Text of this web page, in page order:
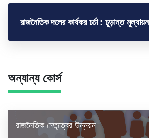
রাজনৈতিক দলের কার্যকর চর্চা : চূড়ান্ত মূল্যায়ন
অন্যান্য কোর্স
রাজনৈতিক নেতৃত্বের উন্নয়ন